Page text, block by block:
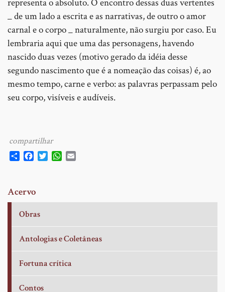
representa o absoluto. O encontro dessas duas vertentes
_ de um lado a escrita e as narrativas, de outro o amor
carnal e o corpo _ naturalmente, não surgiu por caso. Eu
lembraria aqui que uma das personagens, havendo
nascido duas vezes (motivo gerado da idéia desse
segundo nascimento que é a nomeação das coisas) é, ao
mesmo tempo, carne e verbo: as palavras perpassam pelo
seu corpo, visíveis e audíveis.
Share FacebookTwitterWhatsApp
Acervo
Obras
Antologias e Coletâneas
Fortuna crítica
Contos